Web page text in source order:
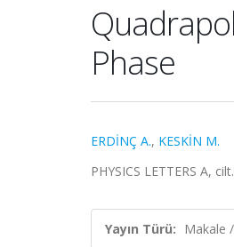
Phase
ERDİNÇ A., KESKİN M.
PHYSICS LETTERS A,
Yayın Türü: Makale